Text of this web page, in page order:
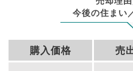
今後の住まい
購入価格 売